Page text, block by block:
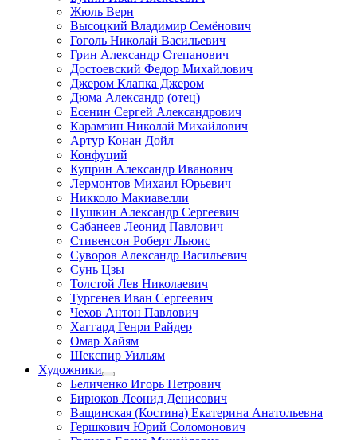
Жюль Верн
Высоцкий Владимир Семёнович
Гоголь Николай Васильевич
Грин Александр Степанович
Достоевский Федор Михайлович
Джером Клапка Джером
Дюма Александр (отец)
Есенин Сергей Александрович
Карамзин Николай Михайлович
Артур Конан Дойл
Конфуций
Куприн Александр Иванович
Лермонтов Михаил Юрьевич
Никколо Макиавелли
Пушкин Александр Сергеевич
Сабанеев Леонид Павлович
Стивенсон Роберт Льюис
Суворов Александр Васильевич
Сунь Цзы
Толстой Лев Николаевич
Тургенев Иван Сергеевич
Чехов Антон Павлович
Хаггард Генри Райдер
Омар Хайям
Шекспир Уильям
Художники
Беличенко Игорь Петрович
Бирюков Леонид Денисович
Ващинская (Костина) Екатерина Анатольевна
Гершкович Юрий Соломонович